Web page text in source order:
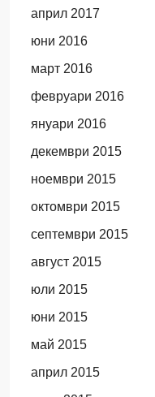
април 2017
юни 2016
март 2016
февруари 2016
януари 2016
декември 2015
ноември 2015
октомври 2015
септември 2015
август 2015
юли 2015
юни 2015
май 2015
април 2015